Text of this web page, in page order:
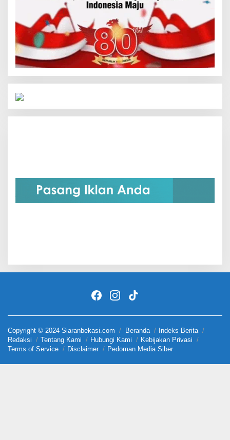
Copyright © 2024 Siaranbekasi.com Beranda
Indeks Berita
Redaksi
Tentang Kami Hubungi Kami
Kebijakan Privasi
Terms of Service
Disclaimer Pedoman Media Siber